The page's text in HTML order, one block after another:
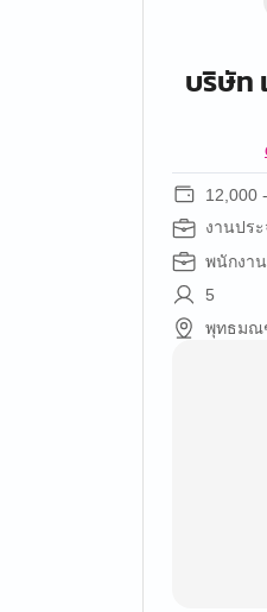
บริษัท
12,000
งานประ
พนักงา
5
พุทธมณ